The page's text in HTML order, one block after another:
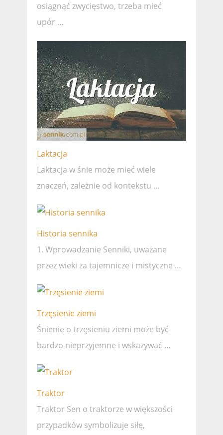
osiągnąć zwycięstwo, trzeba mieć
upór …
Laktacja
Laktacja w śnie może mieć wiele
znaczeń, zależnie od kontekstu …
Historia sennika
1. Wprowadzanie Senniki, uważane
przez wieki za tajemnicze i mistyczne …
Trzęsienie ziemi
Śnienie o trzęsieniu ziemi może być
bardzo nieprzyjemne i wskazywać …
Traktor
Traktor Sen o traktorze w większości
przypadków symbolizuje siłę,